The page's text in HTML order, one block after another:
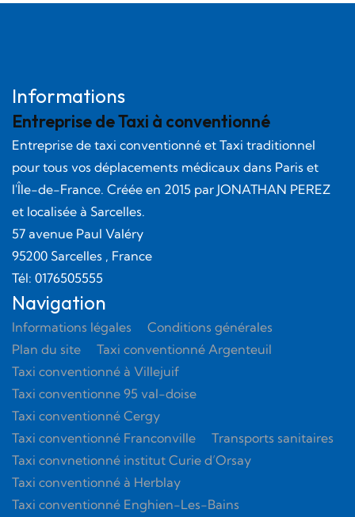
Informations
Entreprise de Taxi à conventionné
Entreprise de taxi conventionné et Taxi traditionnel
pour tous vos déplacements médicaux dans Paris et
l'Île-de-France. Créée en 2015 par JONATHAN PEREZ
et localisée à Sarcelles.
57 avenue Paul Valéry
95200 Sarcelles , France
Tél: 0176505555
Navigation
Informations légales
Conditions générales
Plan du site
Taxi conventionné Argenteuil
Taxi conventionné à Villejuif
Taxi conventionne 95 val-doise
Taxi conventionné Cergy
Taxi conventionné Franconville
Transports sanitaires
Taxi convnetionné institut Curie d’Orsay
Taxi conventionné à Herblay
Taxi conventionné Enghien-Les-Bains